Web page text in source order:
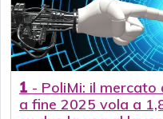
1 - PoliMi: il
a fine 2025 vola a